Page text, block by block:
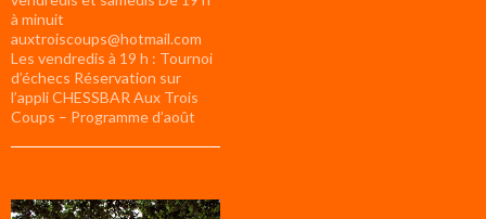
à minuit
auxtroiscoups@hotmail.com
Les vendredis à 19 h : Tournoi
d’échecs Réservation sur
l’appli CHESSBAR Aux Trois
Coups – Programme d’août